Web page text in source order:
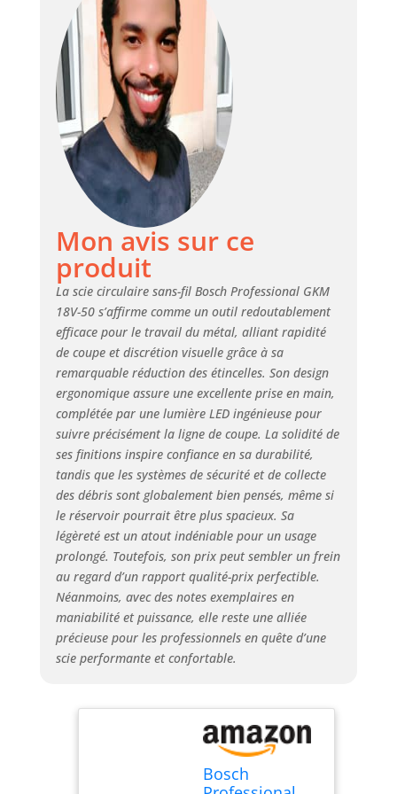
main ergonomique
: grâce à la
poignée optimisée
, à la forme
compacte et au
bon équilibrage
permettant une
utilisation dans
toutes les positions
AMPShare : Les
batteries et
compatibles avec
System Bosch et
avec de nombreux
autres outils de
l’Alliance multi-
marques
AMPShare. Livré
avec : GKM 18V-50
Mon avis sur ce
produit
La scie circulaire sans-fil Bosch Professional GKM
18V-50 s’affirme comme un outil redoutablement
efficace pour le travail du métal, alliant rapidité
de coupe et discrétion visuelle grâce à sa
remarquable réduction des étincelles. Son design
ergonomique assure une excellente prise en main,
complétée par une lumière LED ingénieuse pour
suivre précisément la ligne de coupe. La solidité de
ses finitions inspire confiance en sa durabilité,
tandis que les systèmes de sécurité et de collecte
des débris sont globalement bien pensés, même si
le réservoir pourrait être plus spacieux. Sa
légèreté est un atout indéniable pour un usage
prolongé. Toutefois, son prix peut sembler un frein
au regard d’un rapport qualité-prix perfectible.
Néanmoins, avec des notes exemplaires en
maniabilité et puissance, elle reste une alliée
précieuse pour les professionnels en quête d’une
scie performante et confortable.
Bosch